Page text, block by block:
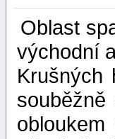
Oblast
východní
Krušných